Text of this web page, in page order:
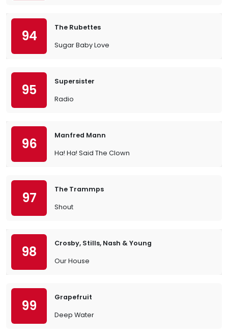
94
The Rubettes
Sugar Baby Love
95
Supersister
Radio
96
Manfred Mann
Ha! Ha! Said The Clown
97
The Trammps
Shout
98
Crosby, Stills, Nash & Young
Our House
99
Grapefruit
Deep Water